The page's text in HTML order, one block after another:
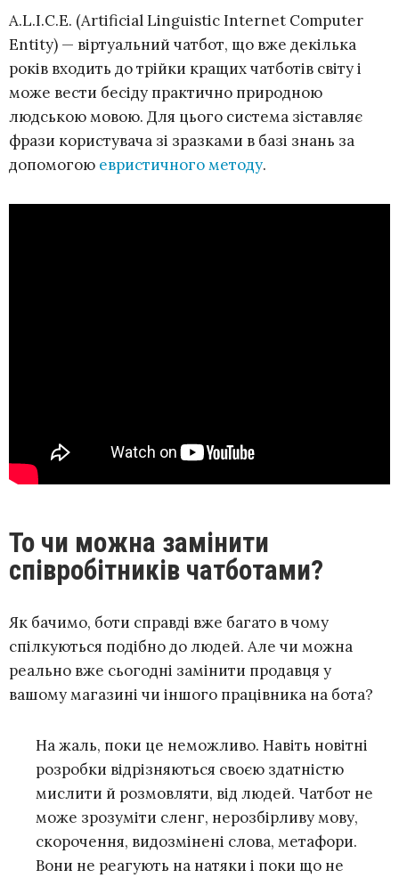
A.L.I.C.E. (Artificial Linguistic Internet Computer
Entity) — віртуальний чатбот, що вже декілька
років входить до трійки кращих чатботів світу і
може вести бесіду практично природною
людською мовою. Для цього система зіставляє
фрази користувача зі зразками в базі знань за
допомогою евристичного методу.
То чи можна замінити
співробітників чатботами?
Як бачимо, боти справді вже багато в чому
спілкуються подібно до людей. Але чи можна
реально вже сьогодні замінити продавця у
вашому магазині чи іншого працівника на бота?
На жаль, поки це неможливо. Навіть новітні
розробки відрізняються своєю здатністю
мислити й розмовляти, від людей. Чатбот не
може зрозуміти сленг, нерозбірливу мову,
скорочення, видозмінені слова, метафори.
Вони не реагують на натяки і поки що не